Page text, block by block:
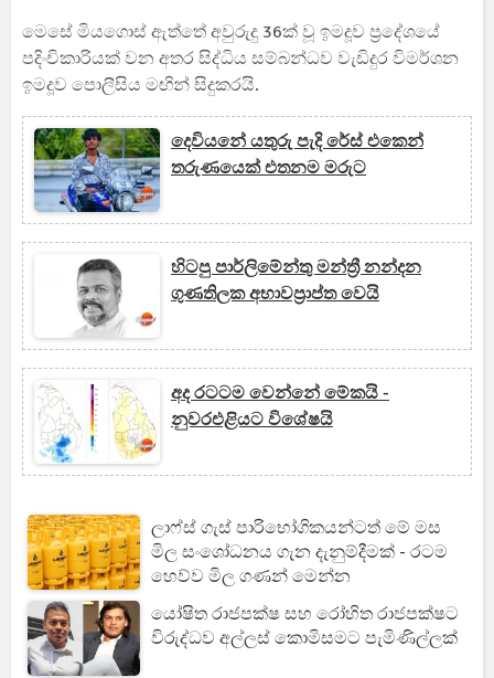
මෙසේ මියගොස් ඇත්තේ අවුරුදු 36ක් වූ ඉමදූව ප්‍රදේශයේ
පදිංචිකාරියක් වන අතර සිද්ධිය සම්බන්ධව වැඩිදුර විමර්ශන
ඉමදූව පොලීසිය මඟින් සිදුකරයි.
දෙවියනේ යතුරු පැදි රේස් එකෙන්
තරුණයෙක් එතනම මරුට
හිටපු පාර්ලිමේන්තු මන්ත්‍රී නන්දන
ගුණතිලක අභාවප්‍රාප්ත වෙයි
අද රටටම වෙන්නේ මේකයි -
නුවරඑළියට විශේෂයි
ලාෆ්ස් ගැස් පාරිභෝගිකයන්ටත් මේ මස
මිල සංශෝධනය ගැන දැනුම්දීමක් - රටම
හෙව්ව මිල ගණන් මෙන්න
යෝෂිත රාජපක්ෂ සහ රෝහිත රාජපක්ෂට
විරුද්ධව අල්ලස් කොමිසමට පැමිණිල්ලක්